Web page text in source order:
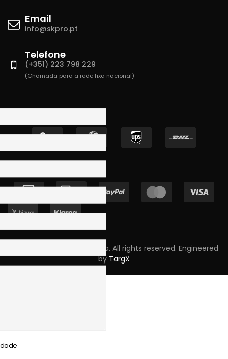
Email
info@skpro.pt
Telefone
(+351) 223 798 229
(Chamada para a rede fixa nacional)
Copyright © 2023 Skpro, Lda. All rights reserved. Engineered
by TargX